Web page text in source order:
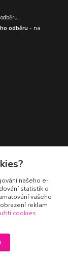
odběru - na
našeho e-
statistik o
vašeho
reklam
cookies